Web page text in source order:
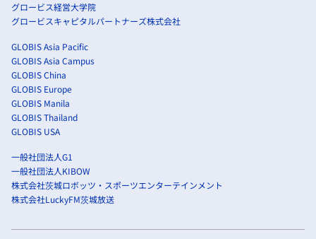
グロービス経営大学院
グロービスキャピタルパートナーズ株式会社
GLOBIS Asia Pacific
GLOBIS Asia Campus
GLOBIS China
GLOBIS Europe
GLOBIS Manila
GLOBIS Thailand
GLOBIS USA
一般社団法人G1
一般社団法人KIBOW
株式会社茨城ロボッツ・スポーツエンターテインメント
株式会社LuckyFM茨城放送